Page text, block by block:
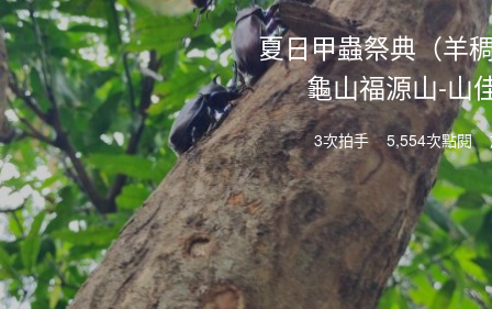
夏日甲蟲祭典（羊
龜山福源山-山
3次拍手 5,554次點閱